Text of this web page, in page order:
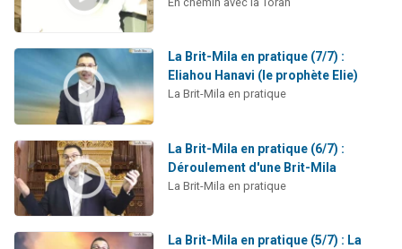
La Brit-Mila en pratique (7/7) :
Eliahou Hanavi (le prophète Elie)
La Brit-Mila en pratique
La Brit-Mila en pratique (6/7) :
Déroulement d'une Brit-Mila
La Brit-Mila en pratique
La Brit-Mila en pratique (5/7) : La